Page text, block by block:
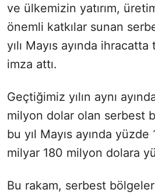
ve ülkemizin yatırım,
önemli katkılar sunan
yılı Mayıs ayında
imza attı.
Geçtiğimiz yılın aynı
milyon dolar olan serbest
bu yıl Mayıs ayında yüzde
milyar 180 milyon dolara
Bu rakam, serbest